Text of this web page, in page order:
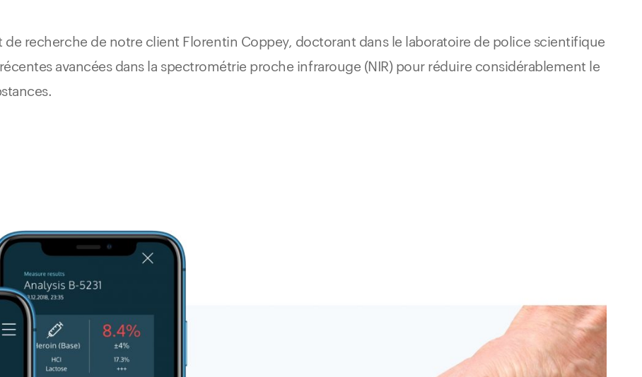
recherche de notre client Florentin Coppey, doctorant dans le laboratoire de police scientifique
récentes avancées dans la spectrométrie proche infrarouge (NIR) pour réduire considérablement le